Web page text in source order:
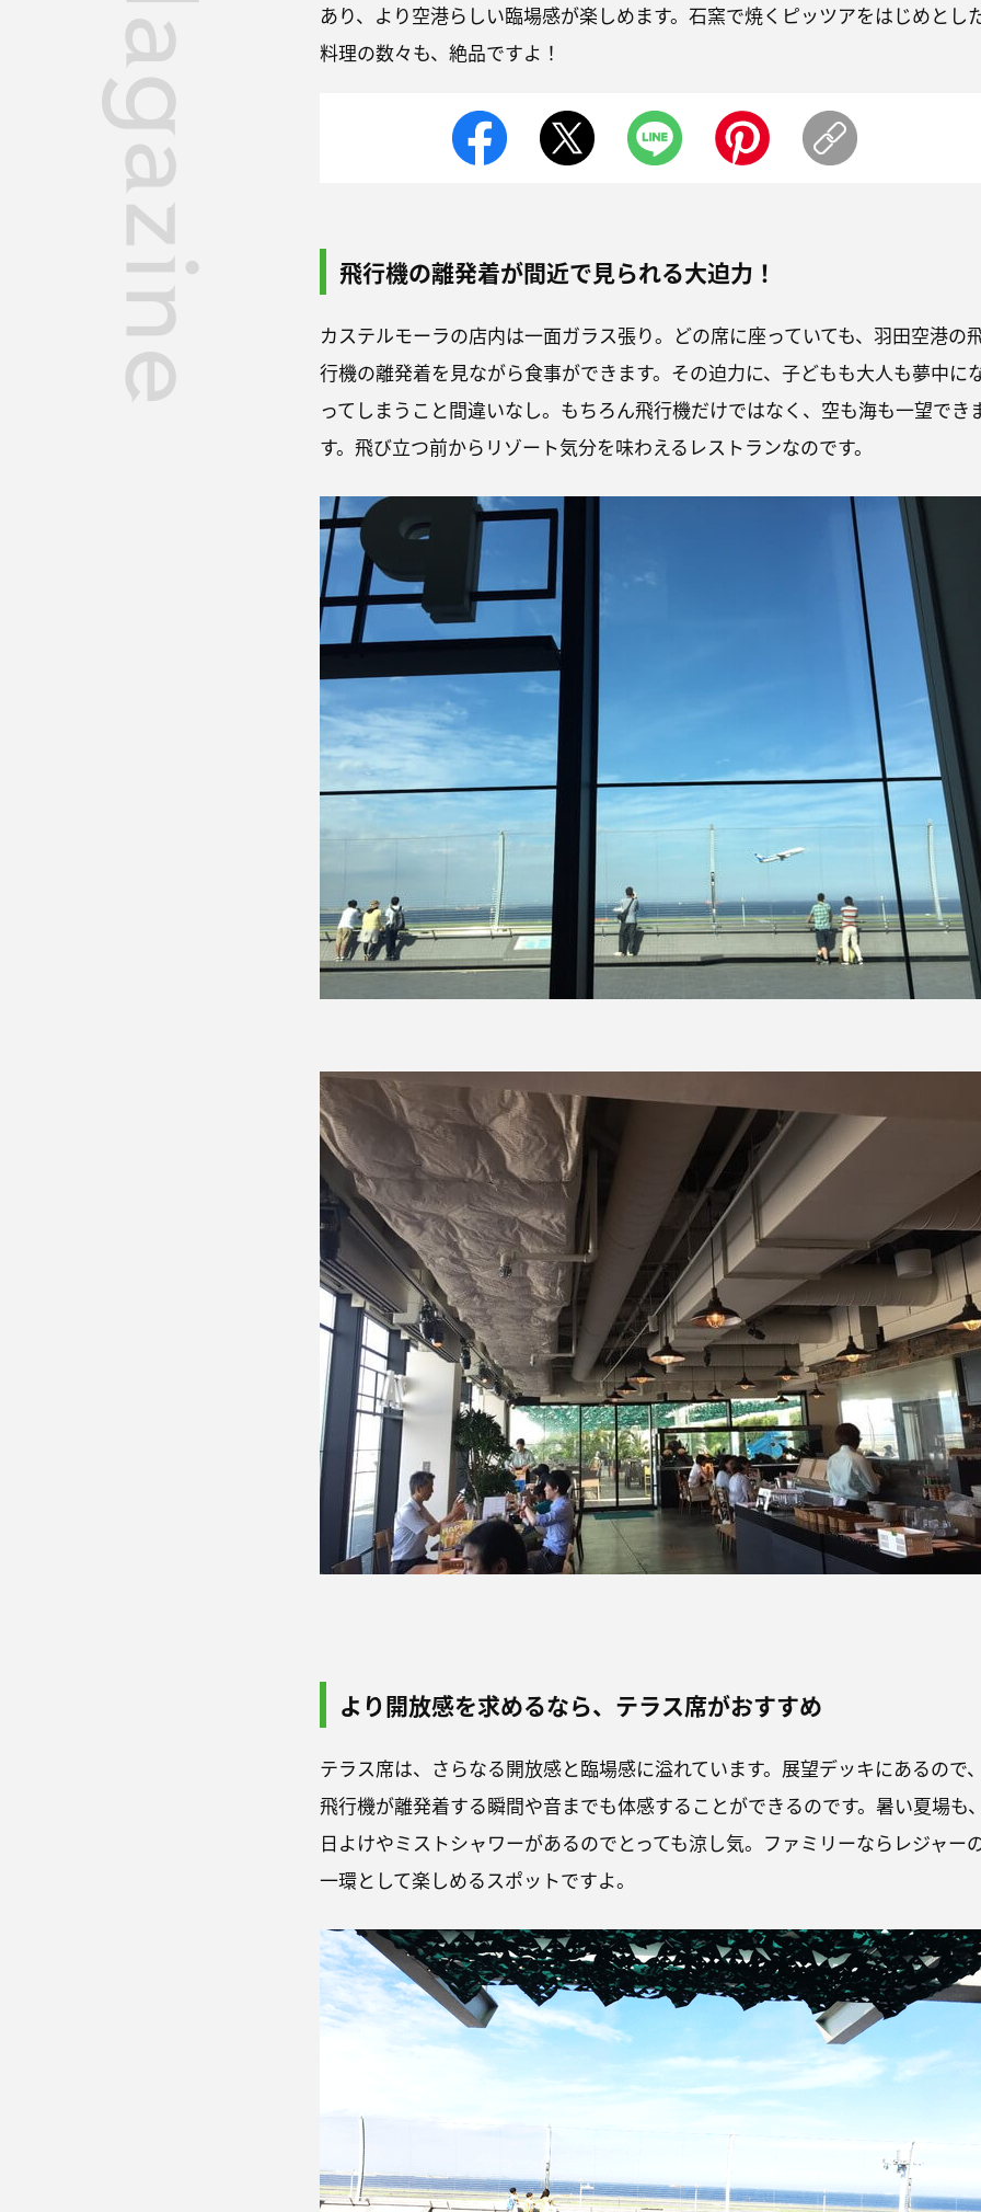
あり、より空港らしい臨場感が楽しめます。石窯で焼くピッツアをはじめとし
料理の数々も、絶品ですよ！
飛行機の離発着が間近で見られる大迫力！
カステルモーラの店内は一面ガラス張り。どの席に座っていても、羽田空港の
行機の離発着を見ながら食事ができます。その迫力に、子どもも大人も夢中に
ってしまうこと間違いなし。もちろん飛行機だけではなく、空も海も一望でき
す。飛び立つ前からリゾート気分を味わえるレストランなのです。
より開放感を求めるなら、テラス席がおすすめ
テラス席は、さらなる開放感と臨場感に溢れています。展望デッキにあるので、
飛行機が離発着する瞬間や音までも体感することができるのです。暑い夏場も、
日よけやミストシャワーがあるのでとっても涼し気。ファミリーならレジャー
一環として楽しめるスポットですよ。